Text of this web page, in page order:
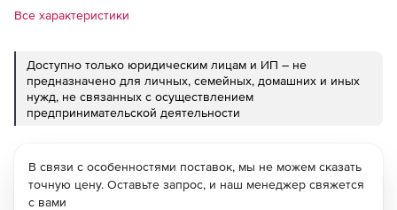
Все характеристики
Доступно только юридическим лицам и ИП – не
предназначено для личных, семейных, домашних и иных
нужд, не связанных с осуществлением
предпринимательской деятельности
В связи с особенностями поставок, мы не можем сказать
точную цену. Оставьте запрос, и наш менеджер свяжется
с вами